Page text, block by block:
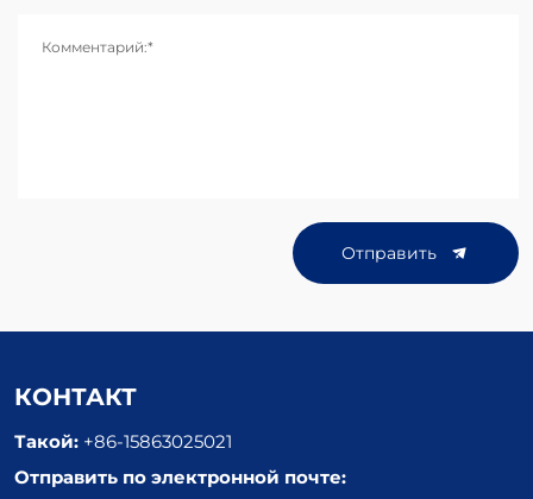
Комментарий:*
Отправить
КОНТАКТ
Такой: +86-15863025021
Отправить по электронной почте: